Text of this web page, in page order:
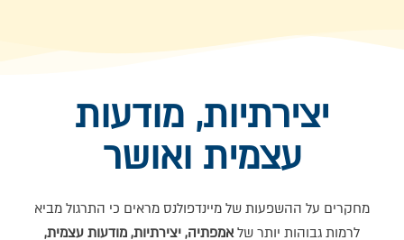
יצירתיות, מודעות
עצמית ואושר
מחקרים על ההשפעות של מיינדפולנס מראים כי התרגול מביא
לרמות גבוהות יותר שלאמפתיה, יצירתיות, מודעות עצמית,